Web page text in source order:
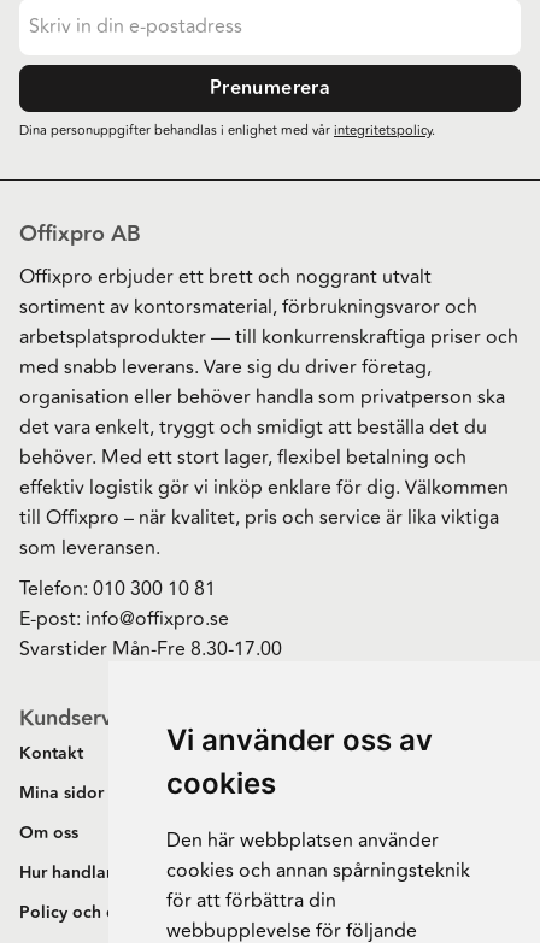
Vi använder oss av
cookies
Den här webbplatsen använder
cookies och annan spårningsteknik
för att förbättra din
webbupplevelse för följande
Prenumerera
Dina personuppgifter behandlas i enlighet med vårintegritetspolicy.
Offixpro AB
Offixpro erbjuder ett brett och noggrant utvalt
sortiment av kontorsmaterial, förbrukningsvaror och
arbetsplatsprodukter — till konkurrenskraftiga priser och
med snabb leverans. Vare sig du driver företag,
organisation eller behöver handla som privatperson ska
det vara enkelt, tryggt och smidigt att beställa det du
behöver. Med ett stort lager, flexibel betalning och
effektiv logistik gör vi inköp enklare för dig. Välkommen
till Offixpro – när kvalitet, pris och service är lika viktiga
som leveransen.
Telefon: 010 300 10 81
E-post: info@offixpro.se
Svarstider Mån-Fre 8.30-17.00
Kundservice
Kontakt
Mina sidor
Om oss
Hur handlar jag?
Policy och cookies